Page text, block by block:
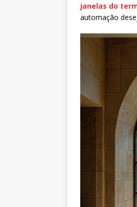
janelas do
automação